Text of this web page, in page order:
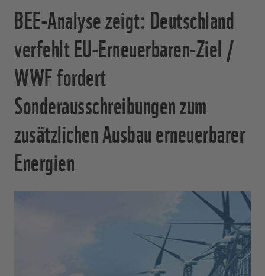
BEE-Analyse zeigt: Deutschland
verfehlt EU-Erneuerbaren-Ziel /
WWF fordert
Sonderausschreibungen zum
zusätzlichen Ausbau erneuerbarer
Energien